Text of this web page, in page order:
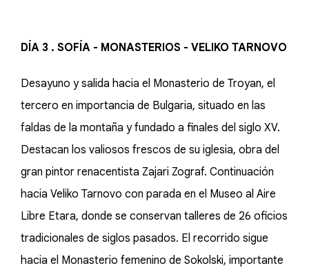
DÍA 3 . SOFÍA - MONASTERIOS - VELIKO TARNOVO
Desayuno y salida hacia el Monasterio de Troyan, el
tercero en importancia de Bulgaria, situado en las
faldas de la montaña y fundado a finales del siglo XV.
Destacan los valiosos frescos de su iglesia, obra del
gran pintor renacentista Zajari Zograf. Continuación
hacia Veliko Tarnovo con parada en el Museo al Aire
Libre Etara, donde se conservan talleres de 26 oficios
tradicionales de siglos pasados. El recorrido sigue
hacia el Monasterio femenino de Sokolski, importante